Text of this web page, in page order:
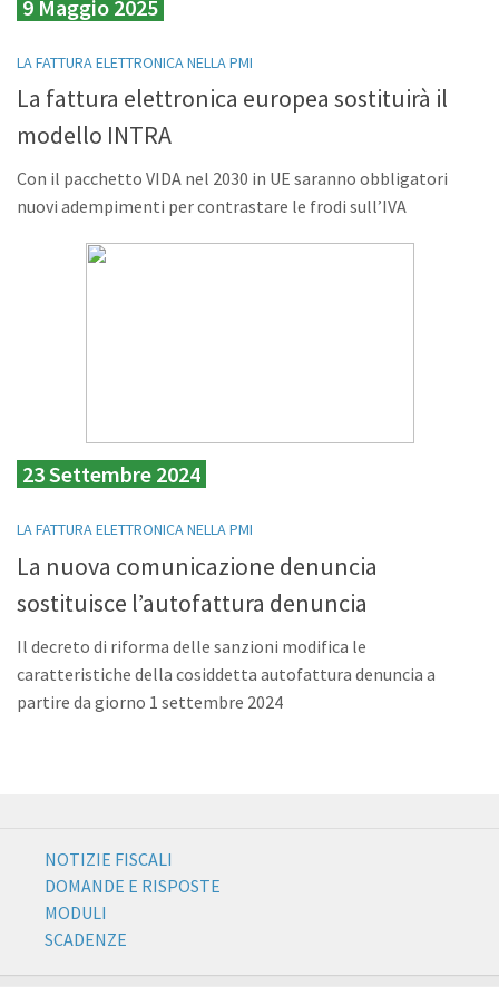
9 Maggio 2025
LA FATTURA ELETTRONICA NELLA PMI
La fattura elettronica europea sostituirà il
modello INTRA
Con il pacchetto VIDA nel 2030 in UE saranno obbligatori
nuovi adempimenti per contrastare le frodi sull’IVA
23 Settembre 2024
LA FATTURA ELETTRONICA NELLA PMI
La nuova comunicazione denuncia
sostituisce l’autofattura denuncia
Il decreto di riforma delle sanzioni modifica le
caratteristiche della cosiddetta autofattura denuncia a
partire da giorno 1 settembre 2024
NOTIZIE FISCALI
DOMANDE E RISPOSTE
MODULI
SCADENZE